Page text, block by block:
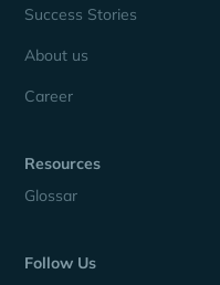
Success Stories
About us
Career
Resources
Glossar
Follow Us